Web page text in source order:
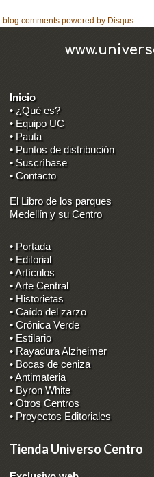
blog comments powered by Disqus
Inicio
• ¿Qué es?
• Equipo UC
• Pauta
• Puntos de distribución
• Suscríbase
• Contacto
El Libro de los parques
Medellín y su Centro
• Portada
• Editorial
• Artículos
• Arte Central
• Historietas
• Caído del zarzo
• Crónica Verde
• Estilario
• Rayadura Alzheimer
• Bocas de ceniza
• Antimateria
• Byron White
• Otros Centros
• Proyectos Editoriales
Tienda Universo Centro